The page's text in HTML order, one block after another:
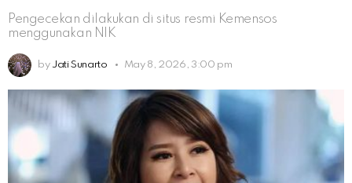
Pengecekan dilakukan di situs resmi Kemensos
menggunakan NIK
by Jati Sunarto May 8, 2026, 3:00 pm